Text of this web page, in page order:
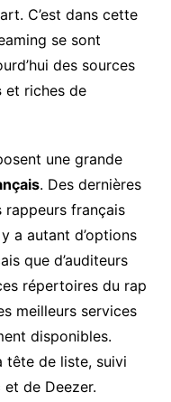
C’est dans cette
se sont
des sources
et riches de
une grande
. Des dernières
rappeurs français
a autant d’options
que d’auditeurs
répertoires du rap
meilleurs services
disponibles.
tête de liste, suivi
et de Deezer.